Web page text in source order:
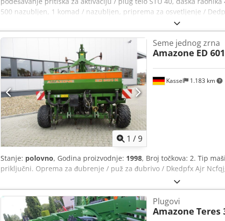
500 nazubljen, 1 komad / nazubljen, priprema za osvetljenje /
1 /9
Kassel 1.183 km
Seme jednog zrna
Amazone ED
Stanje: polovno, Godina proizvodnje: 1998, Broj točkova: 2. Tip
priključni. Oprema za đubrenje / puž za đubrivo / Dkedpfx Ajr
Plugovi
Amazone Teres